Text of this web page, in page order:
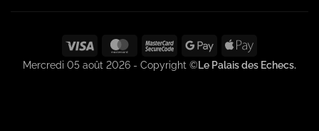
Visa MasterCardMasterCard
2
Google
Pay
Apple
Pay
Mercredi 05 août 2026 - Copyright ©Le Palais des Echecs.